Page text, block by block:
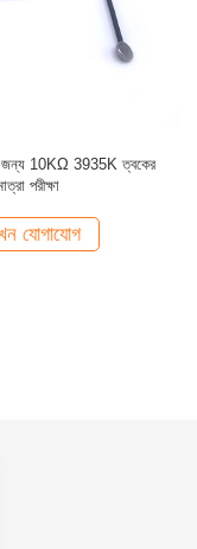
পুনরায় ব্যবহারযোগ্য 2.252K
তাপমাত্রা সেন্সর
যোগাযোগ